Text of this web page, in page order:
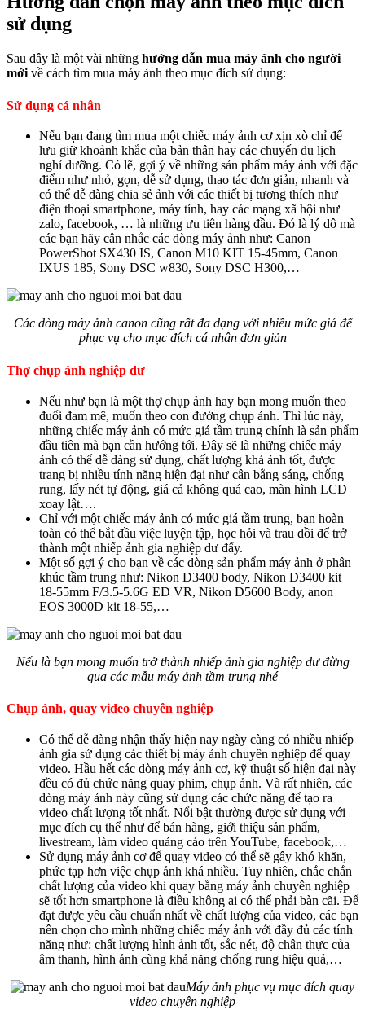
sử dụng
Sau đây là một vài những hướng dẫn mua máy ảnh cho người
mới về cách tìm mua máy ảnh theo mục đích sử dụng:
Sử dụng cá nhân
Nếu bạn đang tìm mua một chiếc máy ảnh cơ xịn xò chỉ để
lưu giữ khoảnh khắc của bản thân hay các chuyến du lịch
nghỉ dưỡng. Có lẽ, gợi ý về những sản phẩm máy ảnh với đặc
điểm như nhỏ, gọn, dễ sử dụng, thao tác đơn giản, nhanh và
có thể dễ dàng chia sẻ ảnh với các thiết bị tương thích như
điện thoại smartphone, máy tính, hay các mạng xã hội như
zalo, facebook, … là những ưu tiên hàng đầu. Đó là lý dô mà
các bạn hãy cân nhắc các dòng máy ảnh như: Canon
PowerShot SX430 IS, Canon M10 KIT 15-45mm, Canon
IXUS 185, Sony DSC w830, Sony DSC H300,…
Các dòng máy ảnh canon cũng rất đa dạng với nhiều mức giá để
phục vụ cho mục đích cá nhân đơn giản
Thợ chụp ảnh nghiệp dư
Nếu như bạn là một thợ chụp ảnh hay bạn mong muốn theo
đuổi đam mê, muốn theo con đường chụp ảnh. Thì lúc này,
những chiếc máy ảnh có mức giá tầm trung chính là sản phẩm
đầu tiên mà bạn cần hướng tới. Đây sẽ là những chiếc máy
ảnh có thể dễ dàng sử dụng, chất lượng khá ảnh tốt, được
trang bị nhiều tính năng hiện đại như cân bằng sáng, chống
rung, lấy nét tự động, giá cả không quá cao, màn hình LCD
xoay lật….
Chỉ với một chiếc máy ảnh có mức giá tầm trung, bạn hoàn
toàn có thể bắt đầu việc luyện tập, học hỏi và trau dồi để trở
thành một nhiếp ảnh gia nghiệp dư đấy.
Một số gợi ý cho bạn về các dòng sản phẩm máy ảnh ở phân
khúc tầm trung như: Nikon D3400 body, Nikon D3400 kit
18-55mm F/3.5-5.6G ED VR, Nikon D5600 Body, anon
EOS 3000D kit 18-55,…
Nếu là bạn mong muốn trở thành nhiếp ảnh gia nghiệp dư đừng
qua các mẫu máy ảnh tầm trung nhé
Chụp ảnh, quay video chuyên nghiệp
Có thể dễ dàng nhận thấy hiện nay ngày càng có nhiều nhiếp
ảnh gia sử dụng các thiết bị máy ảnh chuyên nghiệp để quay
video. Hầu hết các dòng máy ảnh cơ, kỹ thuật số hiện đại này
đều có đủ chức năng quay phim, chụp ảnh. Và rất nhiên, các
dòng máy ảnh này cũng sử dụng các chức năng để tạo ra
video chất lượng tốt nhất. Nổi bật thường được sử dụng với
mục đích cụ thể như để bán hàng, giới thiệu sản phẩm,
livestream, làm video quảng cáo trên YouTube, facebook,…
Sử dụng máy ảnh cơ để quay video có thể sẽ gây khó khăn,
phức tạp hơn việc chụp ảnh khá nhiều. Tuy nhiên, chắc chắn
chất lượng của video khi quay bằng máy ảnh chuyên nghiệp
sẽ tốt hơn smartphone là điều không ai có thể phải bàn cãi. Để
đạt được yêu cầu chuẩn nhất về chất lượng của video, các bạn
nên chọn cho mình những chiếc máy ảnh với đầy đủ các tính
năng như: chất lượng hình ảnh tốt, sắc nét, độ chân thực của
âm thanh, hình ảnh cùng khả năng chống rung hiệu quả,…
Máy ảnh phục vụ mục đích quay
video chuyên nghiệp